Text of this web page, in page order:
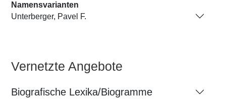
Namensvarianten
Unterberger, Pavel F.
Vernetzte Angebote
Biografische Lexika/Biogramme